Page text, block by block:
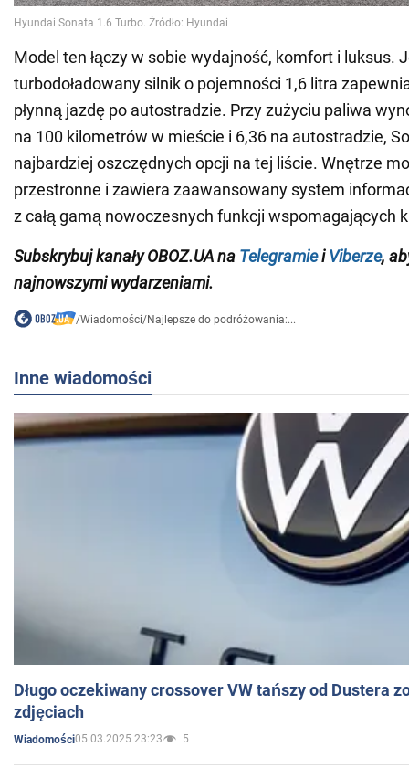
Model ten łączy w sobie wydajność, komfort i luksus.
turbodoładowany silnik o pojemności 1,6 litra
płynną jazdę po autostradzie. Przy zużyciu paliwa
na 100 kilometrów w mieście i 6,36 na autostradzie,
najbardziej oszczędnych opcji na tej liście. Wnętrze
przestronne i zawiera zaawansowany system
z całą gamą nowoczesnych funkcji wspomagających
Subskrybuj kanały OBOZ.UA na TelegramieiViberze,
najnowszymi wydarzeniami.
/Wiadomości/Najlepsze do podróżowania:...
Inne wiadomości
Długo oczekiwany crossover VW tańszy od Dustera
zdjęciach
Wiadomości05.03.2025 23:23 5